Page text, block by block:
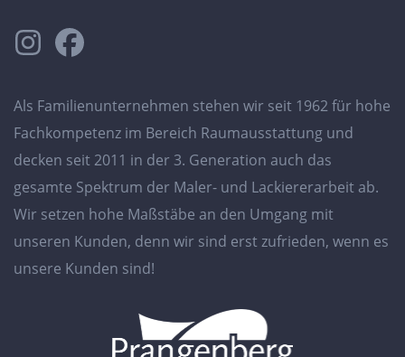
Als Familienunternehmen stehen wir seit 1962 für hohe
Fachkompetenz im Bereich Raumausstattung und
decken seit 2011 in der 3. Generation auch das
gesamte Spektrum der Maler- und Lackiererarbeit ab.
Wir setzen hohe Maßstäbe an den Umgang mit
unseren Kunden, denn wir sind erst zufrieden, wenn es
unsere Kunden sind!